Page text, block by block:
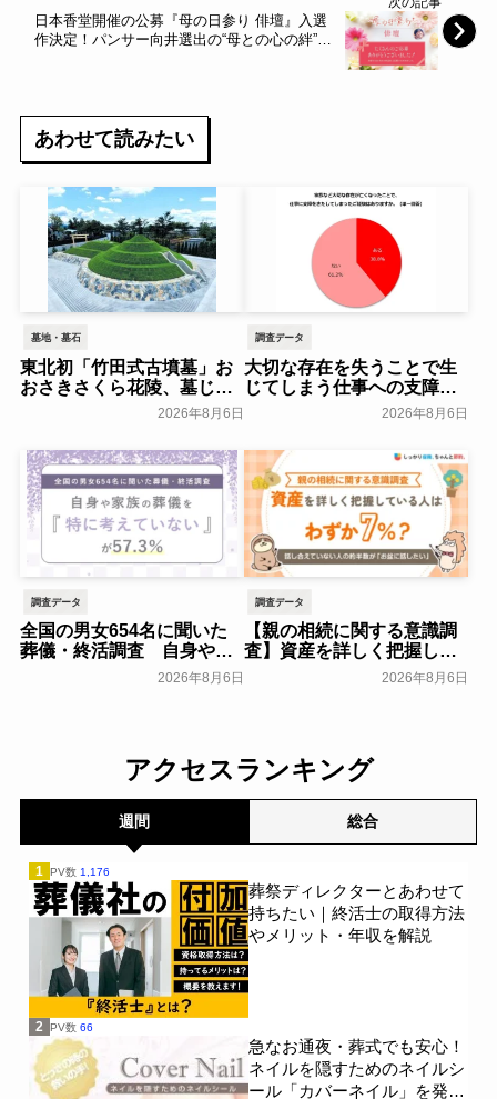
日本香堂開催の公募『母の日参り 俳壇』入選
作決定！パンサー向井選出の“母との心の絆”を
あわせて読みたい
墓地・墓石
東北初「竹田式古墳墓」お
おさきさくら花陵、墓じま
いのご負担を軽減する「墓
開始 ─ 合同永久埋葬（合祀
墓）への改葬がお二人目以
降100,000円（税込）に【株
式会社前方後円墳】～前方
後円墳～
一般公開
2026年8月6日
調査データ
大切な存在を失うことで生
じてしまう仕事への支障
「経験がある」38.8％～ビ
一般公開
2026年8月6日
調査データ
全国の男女654名に聞いた
葬儀・終活調査 自身や家
族の葬儀について「特に考
えていない」が57.3％～
2026年8月6日
調査データ
【親の相続に関する意識調
査】資産を詳しく把握して
いる人はわずか7％？具体的
に話せていない人の約半数
て400名を対象に意識調査
2026年8月6日
アクセスランキング
週間 総合
1 PV数 1,176
葬祭ディレクターとあわせて
持ちたい｜終活士の取得方法
やメリット・年収を解説
2 PV数 66
急なお通夜・葬式でも安心！
ネイルを隠すためのネイルシ
ール「カバーネイル」を発売